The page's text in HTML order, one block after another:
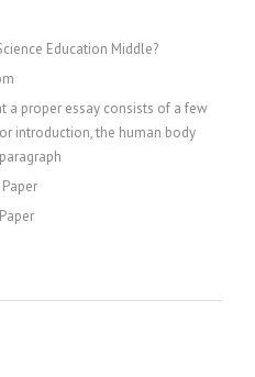
Education Middle?
a proper essay consists of a few
introduction, the human body